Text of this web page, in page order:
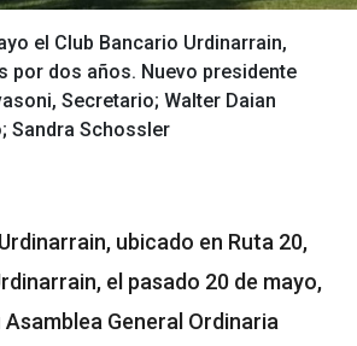
el Club Bancario Urdinarrain,
por dos años. Nuevo presidente
Secretario; Walter Daian
Sandra Schossler
ubicado en Ruta 20,
el pasado 20 de mayo,
Asamblea General Ordinaria